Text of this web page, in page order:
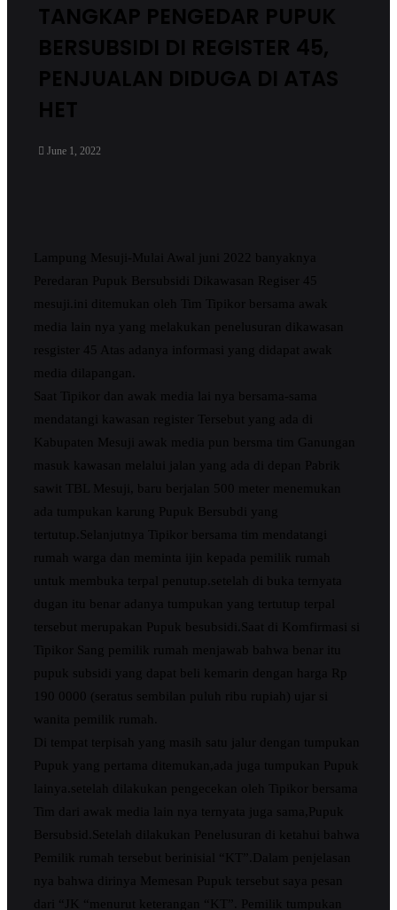
TANGKAP PENGEDAR PUPUK
BERSUBSIDI DI REGISTER 45,
PENJUALAN DIDUGA DI ATAS
HET
June 1, 2022
Lampung Mesuji-Mulai Awal juni 2022 banyaknya
Peredaran Pupuk Bersubsidi Dikawasan Regiser 45
mesuji.ini ditemukan oleh Tim Tipikor bersama awak
media lain nya yang melakukan penelusuran dikawasan
resgister 45 Atas adanya informasi yang didapat awak
media dilapangan.
Saat Tipikor dan awak media lai nya bersama-sama
mendatangi kawasan register Tersebut yang ada di
Kabupaten Mesuji awak media pun bersma tim Ganungan
masuk kawasan melalui jalan yang ada di depan Pabrik
sawit TBL Mesuji, baru berjalan 500 meter menemukan
ada tumpukan karung Pupuk Bersubdi yang
tertutup.Selanjutnya Tipikor bersama tim mendatangi
rumah warga dan meminta ijin kepada pemilik rumah
untuk membuka terpal penutup.setelah di buka ternyata
dugan itu benar adanya tumpukan yang tertutup terpal
tersebut merupakan Pupuk besubsidi.Saat di Komfirmasi si
Tipikor Sang pemilik rumah menjawab bahwa benar itu
pupuk subsidi yang dapat beli kemarin dengan harga Rp
190 0000 (seratus sembilan puluh ribu rupiah) ujar si
wanita pemilik rumah.
Di tempat terpisah yang masih satu jalur dengan tumpukan
Pupuk yang pertama ditemukan,ada juga tumpukan Pupuk
lainya.setelah dilakukan pengecekan oleh Tipikor bersama
Tim dari awak media lain nya ternyata juga sama,Pupuk
Bersubsid.Setelah dilakukan Penelusuran di ketahui bahwa
Pemilik rumah tersebut berinisial “KT”.Dalam penjelasan
nya bahwa dirinya Memesan Pupuk tersebut saya pesan
dari “JK “menurut keterangan “KT”. Pemilik tumpukan